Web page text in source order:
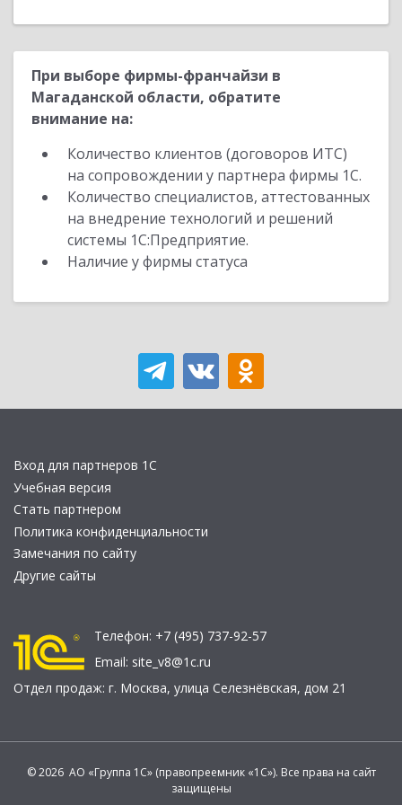
При выборе фирмы-франчайзи в
Магаданской области, обратите
внимание на:
Количество клиентов (договоров ИТС)
на сопровождении у партнера фирмы 1С.
Количество специалистов, аттестованных
на внедрение технологий и решений
системы 1С:Предприятие.
Наличие у фирмы статуса
Вход для партнеров 1С
Учебная версия
Стать партнером
Политика конфиденциальности
Замечания по сайту
Другие сайты
Телефон: +7 (495) 737-92-57
Email: site_v8@1c.ru
Отдел продаж: г. Москва, улица Селезнёвская, дом 21
© 2026 АО «Группа 1С» (правопреемник «1С»). Все права на сайт
защищены